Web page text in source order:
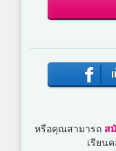
หรือคุณสามารถ ส
เรียน